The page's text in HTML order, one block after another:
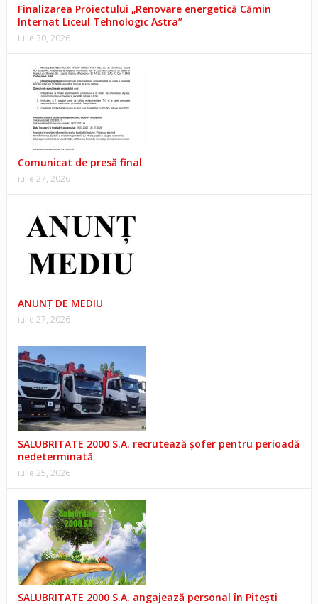
Finalizarea Proiectului „Renovare energetică Cămin
Internat Liceul Tehnologic Astra”
iulie 30, 2026
Comunicat de presă final
iulie 27, 2026
ANUNŢ DE MEDIU
iulie 27, 2026
SALUBRITATE 2000 S.A. recrutează șofer pentru perioadă
nedeterminată
iulie 25, 2026
SALUBRITATE 2000 S.A. angajează personal în Pitești